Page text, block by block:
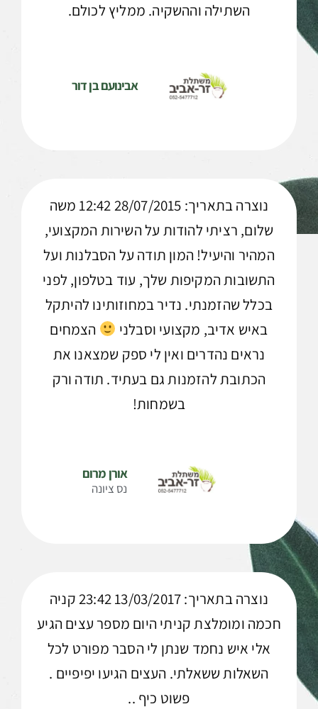
השתילה וההשקיה. ממליץ לכולם.
אבינועם בן דור
נוצרה בתאריך: 28/07/2015 12:42 משה
שלום, רציתי להודות על השירות המקצועי,
המהיר והיעיל! המון תודה על הסבלנות ועל
התשובות המקיפות שלך, עוד בטלפון, לפני
בכלל שהזמנתי. נדיר במחוזותינו להיתקל
באיש אדיב, מקצועי וסבלני
הצמחים
נראים נהדרים ואין לי ספק שמצאנו את
הכתובת להזמנות גם בעתיד. תודה ורק
בשמחות!
אורן מרום
נס ציונה
נוצרה בתאריך: 13/03/2017 23:42 קניה
חכמה ומומלצת קניתי היום מספר עצים הגיע
אלי איש נחמד שנתן לי הסבר מפורט לכל
השאלות ששאלתי. העצים הגיעו יפיפיים .
פשוט כיף ..